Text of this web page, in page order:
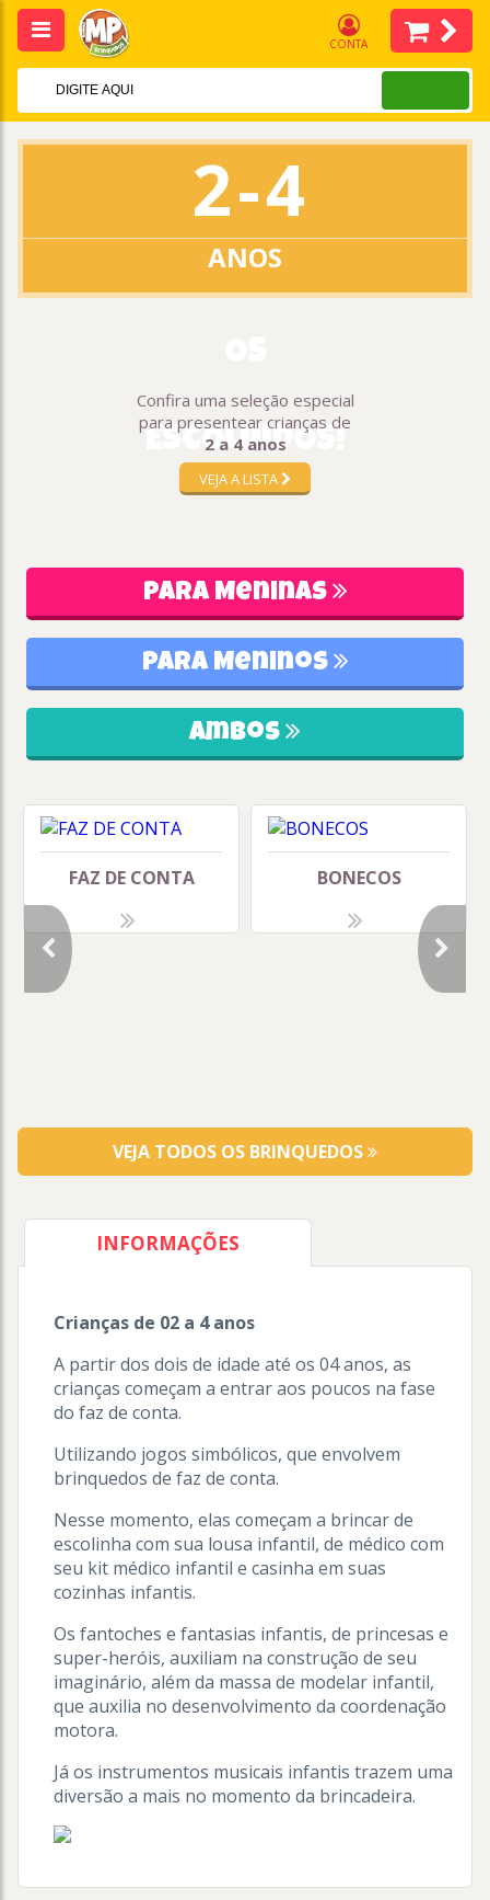
CONTA
2 - 4
ANOS
ESCOLHIDOS!
Confira uma seleção especial
para presentear crianças de
2 a 4 anos
VEJA A LISTA
Para Meninas
Para Meninos
Ambos
FAZ DE CONTA BONECOS
VEJA TODOS OS BRINQUEDOS
INFORMAÇÕES
Crianças de 02 a 4 anos
A partir dos dois de idade até os 04 anos, as
crianças começam a entrar aos poucos na fase
do faz de conta.
Utilizando jogos simbólicos, que envolvem
brinquedos de faz de conta.
Nesse momento, elas começam a brincar de
escolinha com sua lousa infantil, de médico com
seu kit médico infantil e casinha em suas
cozinhas infantis.
Os fantoches e fantasias infantis, de princesas e
super-heróis, auxiliam na construção de seu
imaginário, além da massa de modelar infantil,
que auxilia no desenvolvimento da coordenação
motora.
Já os instrumentos musicais infantis trazem uma
diversão a mais no momento da brincadeira.